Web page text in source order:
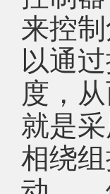
来控
以通
度，
就是
相绕